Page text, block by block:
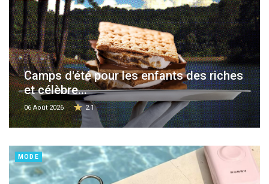
Camps d'été pour les enfants des riches
et célèbre...
06 Août 2026 2.1
MODE